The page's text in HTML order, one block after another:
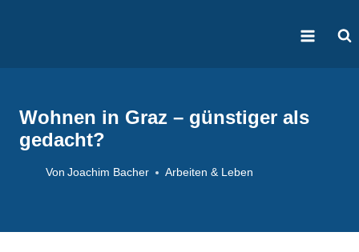
Wohnen in Graz – günstiger als
gedacht?
Von Joachim Bacher Arbeiten & Leben